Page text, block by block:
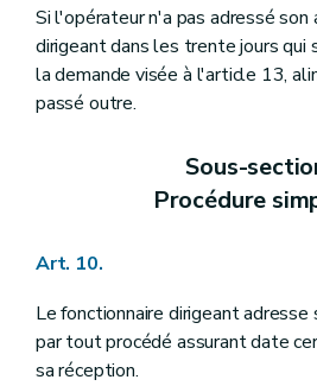
Si l'opérateur n'a pas adressé son
dirigeant dans les trente jours qui
la demande visée à l'article 13,
passé outre.
Sous-
Procédure
Art. 10.
Le fonctionnaire dirigeant adresse
par tout procédé assurant date
sa réception.